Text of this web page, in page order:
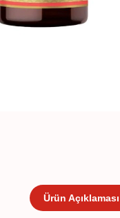
Ürün Açıklaması